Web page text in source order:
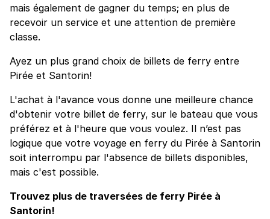
mais également de gagner du temps; en plus de
recevoir un service et une attention de première
classe.
Ayez un plus grand choix de billets de ferry entre
Pirée et Santorin!
L'achat à l'avance vous donne une meilleure chance
d'obtenir votre billet de ferry, sur le bateau que vous
préférez et à l'heure que vous voulez. Il n’est pas
logique que votre voyage en ferry du Pirée à Santorin
soit interrompu par l'absence de billets disponibles,
mais c'est possible.
Trouvez plus de traversées de ferry Pirée à
Santorin!